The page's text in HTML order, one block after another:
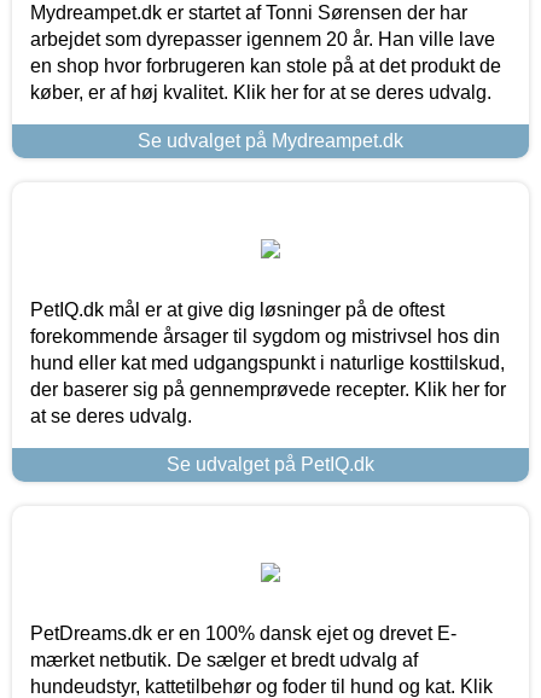
Mydreampet.dk er startet af Tonni Sørensen der har
arbejdet som dyrepasser igennem 20 år. Han ville lave
en shop hvor forbrugeren kan stole på at det produkt de
køber, er af høj kvalitet. Klik her for at se deres udvalg.
Se udvalget på Mydreampet.dk
PetIQ.dk mål er at give dig løsninger på de oftest
forekommende årsager til sygdom og mistrivsel hos din
hund eller kat med udgangspunkt i naturlige kosttilskud,
der baserer sig på gennemprøvede recepter. Klik her for
at se deres udvalg.
Se udvalget på PetIQ.dk
PetDreams.dk er en 100% dansk ejet og drevet E-
mærket netbutik. De sælger et bredt udvalg af
hundeudstyr, kattetilbehør og foder til hund og kat. Klik